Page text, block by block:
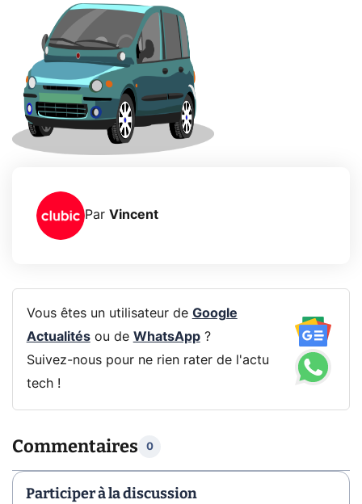
Par Vincent
Vous êtes un utilisateur de Google
Actualitésou de WhatsApp?
Suivez-nous pour ne rien rater de l'actu
tech !
Commentaires 0
Participer à la discussion